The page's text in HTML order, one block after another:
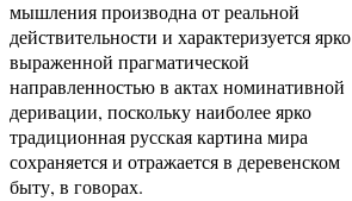
мышления производна от реальной
действительности и характеризуется ярко
выраженной прагматической
направленностью в актах номинативной
деривации, поскольку наиболее ярко
традиционная русская картина мира
сохраняется и отражается в деревенском
быту, в говорах.